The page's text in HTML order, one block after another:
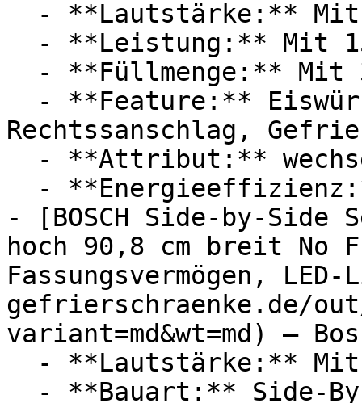
Rechtssanschlag,
- [BOSCH Side-by-Side
hoch 90,8 cm breit No
Fassungsvermögen,
gefrierschraenke.de/
variant=md&wt=md) —